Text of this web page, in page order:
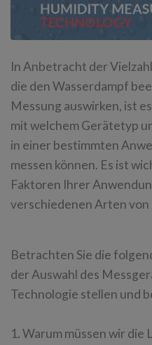
In Anbetracht der
die den Wasserdampf
Messung auswirken, ist
mit welchem Gerätetyp
in einer bestimmten
messen können. Es ist
Faktoren Ihrer
verschiedenen Arten
Betrachten Sie die
der Auswahl des
Technologie stellen und
1. Warum müssen wir